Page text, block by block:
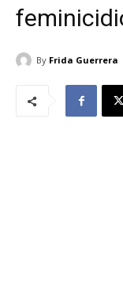
By Frida Guerrera